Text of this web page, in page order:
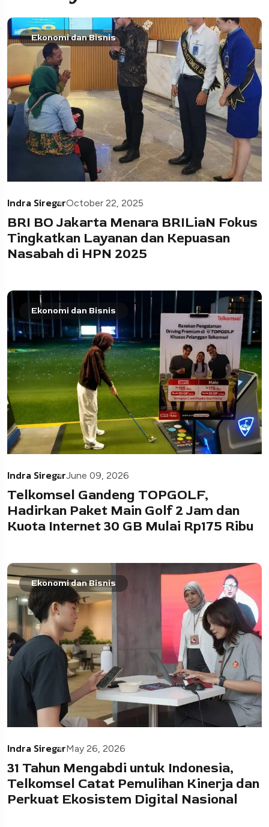
Ekonomi dan Bisnis
Indra SiregarOctober 22, 2025
BRI BO Jakarta Menara BRILiaN Fokus
Tingkatkan Layanan dan Kepuasan
Nasabah di HPN 2025
Ekonomi dan Bisnis
Indra SiregarJune 09, 2026
Telkomsel Gandeng TOPGOLF,
Hadirkan Paket Main Golf 2 Jam dan
Kuota Internet 30 GB Mulai Rp175 Ribu
Ekonomi dan Bisnis
Indra SiregarMay 26, 2026
31 Tahun Mengabdi untuk Indonesia,
Telkomsel Catat Pemulihan Kinerja dan
Perkuat Ekosistem Digital Nasional